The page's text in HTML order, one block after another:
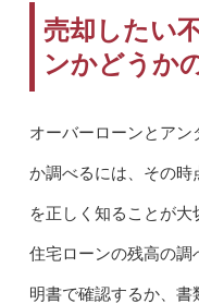
売却したい
ンかどうか
オーバーローンとア
か調べるには、その時
を正しく知ることが大
住宅ローンの残高の調
明書で確認するか、書